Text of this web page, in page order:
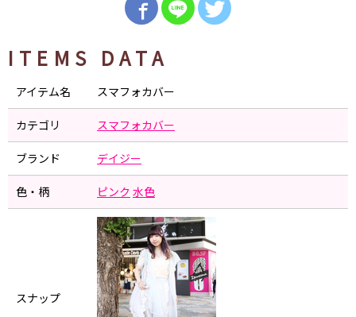
ITEMS DATA
アイテム名 スマフォカバー
カテゴリ スマフォカバー
ブランド デイジー
色・柄 ピンク 水色
スナップ